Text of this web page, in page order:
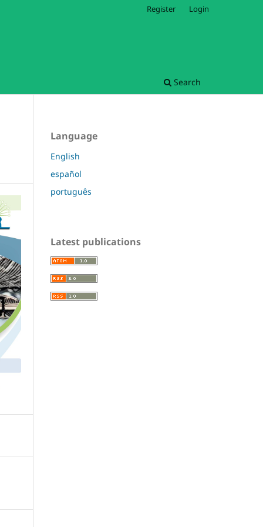
Search
Register Login
Language
English
español
português
Latest publications